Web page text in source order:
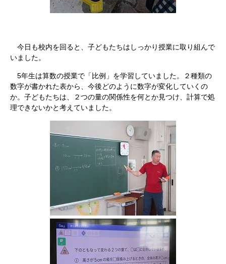
今日も校内を回ると、子どもたちはしっかり授業に取り組んで
いました。
5年生は算数の授業で「比例」を学習していました。２種類の
数字が書かれた表から、今後どのように数字が変化していくの
か。子どもたちは、２つの量の関係性を何とか見つけ、計算で処
理できないかと考えていました。